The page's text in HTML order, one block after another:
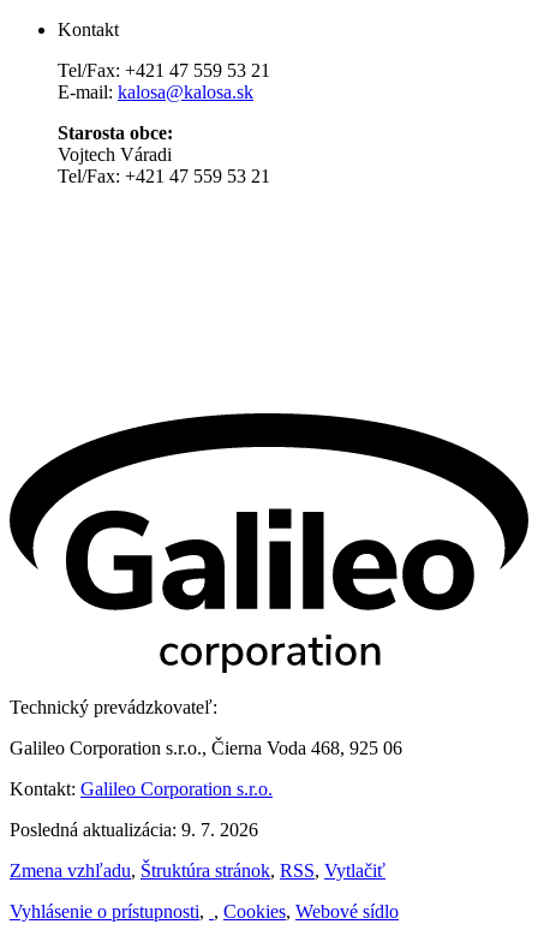
Kontakt
Tel/Fax: +421 47 559 53 21
E-mail: kalosa@kalosa.sk
Starosta obce:
Vojtech Váradi
Tel/Fax: +421 47 559 53 21
Technický prevádzkovateľ:
Galileo Corporation s.r.o., Čierna Voda 468, 925 06
Kontakt: Galileo Corporation s.r.o.
Posledná aktualizácia: 9. 7. 2026
Zmena vzhľadu, Štruktúra stránok, RSS, Vytlačiť
Vyhlásenie o prístupnosti, , Cookies, Webové sídlo